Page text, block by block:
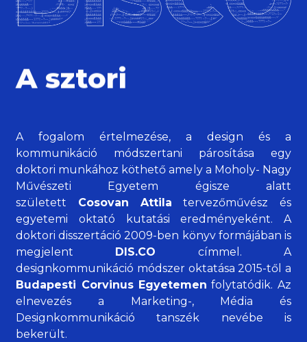
A sztori
A fogalom értelmezése, a design és a
kommunikáció módszertani párosítása egy
doktori munkához köthető amely a Moholy- Nagy
Művészeti Egyetem égisze alatt
született Cosovan Attila tervezőművész és
egyetemi oktató kutatási eredményeként. A
doktori disszertáció 2009-ben könyv formájában is
megjelent
DIS.CO címmel. A
designkommunikáció módszer oktatása 2015-től a
Budapesti Corvinus Egyetemen folytatódik. Az
elnevezés a Marketing-, Média és
Designkommunikáció tanszék nevébe is
bekerült.